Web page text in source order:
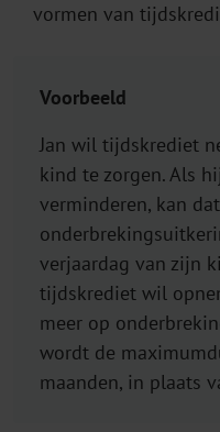
vormen van
Voorbeeld
Jan wil tijdskrediet
kind te zorgen. Als
verminderen, kan
verjaardag van zijn
tijdskrediet wil
meer op
wordt de
maanden, in plaats